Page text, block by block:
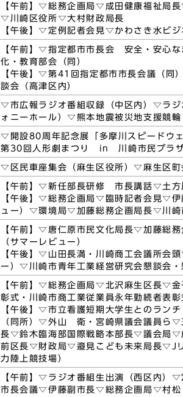
【午前】▽総務企画局▽成田健康福祉局
▽川崎区役所▽大村財政局長
【午後】▽定例記者会見▽かわさき水ビジ
【午前】▽指定都市市長会 安全・安心
化・教育部会（同）
【午後】▽第41回指定都市市長会議（
談会（高津区内）
▽市広報ラジオ番組収録（中区内）▽ラ
ォニーホール）▽熊本地震被災地支援競
▽開設80周年記念展「多摩川スピードウ
第30回人形劇まつり in 川崎市民プラザ
▽区民車座集会（麻生区役所）▽麻生区町
【午前】▽新任部長研修 市長講話▽土方
【午後】▽総務企画局▽臨時記者会見▽
ュー）▽環境局▽加藤総務企画局長▽川崎
【午前】▽唐仁原市民文化局長▽加藤総
（サマーレビュー）
【午後】▽山田長満・川崎商工会議所会
ー）▽川崎市青年工業経営研究会懇談会・
【午前】▽総務企画局▽北沢麻生区長▽
彰式・川崎市商工業従業員永年勤続者表彰
【午後】▽市立看護短期大学生とのラン
（同所）▽外山 衛・宮崎県議会議員ら
長▽鈴木臨海部国際戦略本部長▽議会局▽
前区長▽財政局▽邉見こども未来局長▽J
力陸上競技場）
【午前】▽ラジオ番組生出演（西区内）
市長会議▽伊藤副市長▽総務企画局▽村